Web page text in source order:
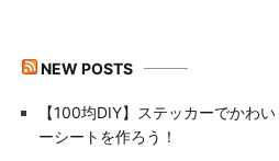
NEW POSTS
【100均DIY】ステッカーでかわ
ーシートを作ろう！